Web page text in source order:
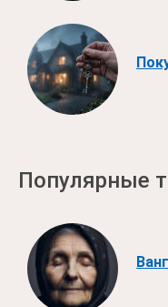
Популярные